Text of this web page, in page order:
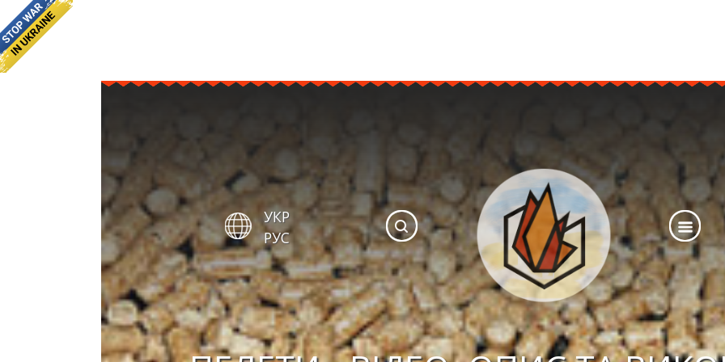
УКР
РУС